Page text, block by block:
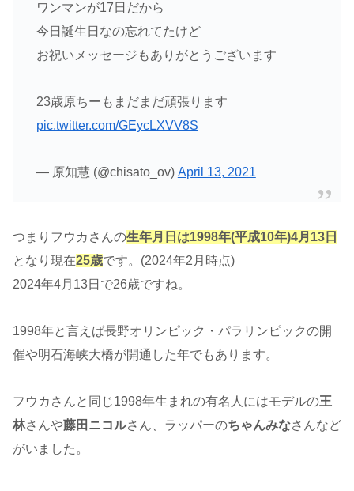
ワンマンが17日だから
今日誕生日なの忘れてたけど
お祝いメッセージもありがとうございます
23歳原ちーもまだまだ頑張ります
pic.twitter.com/GEycLXVV8S
— 原知慧 (@chisato_ov) April 13, 2021
つまりフウカさんの生年月日は1998年(平成10年)4月13日
となり現在25歳です。(2024年2月時点)
2024年4月13日で26歳ですね。
1998年と言えば長野オリンピック・パラリンピックの開
催や明石海峡大橋が開通した年でもあります。
フウカさんと同じ1998年生まれの有名人にはモデルの王
林さんや藤田ニコルさん、ラッパーのちゃんみなさんなど
がいました。